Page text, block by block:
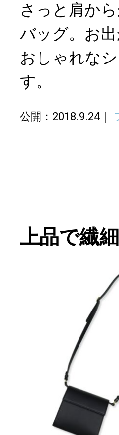
さっと肩か
バッグ。お
おしゃれな
す。
公開：2018.9.24
上品で繊